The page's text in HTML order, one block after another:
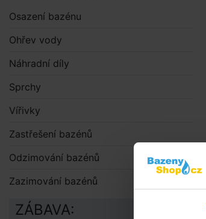
Osazení bazénu
Ohřev vody
Náhradní díly
Sprchy
Vířivky
Zastřešení bazénů
Odzimování bazénů
Zazimování bazénů
ZÁBAVA: